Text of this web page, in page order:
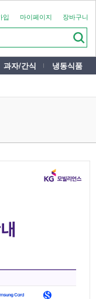
입 마이페이지 장바구니
과자/간식 냉동식품